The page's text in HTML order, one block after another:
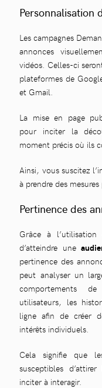
Personnalisation
Les campagnes
annonces
vidéos. Celles-ci
plateformes de
et Gmail.
La mise en page
pour inciter la
moment précis où ils
Ainsi, vous suscitez
à prendre des
Pertinence des
Grâce à
d’atteindre une
pertinence des
peut analyser un
comportements
utilisateurs, les
ligne afin de créer
intérêts individuels.
Cela signifie que
susceptibles
inciter à interagir.